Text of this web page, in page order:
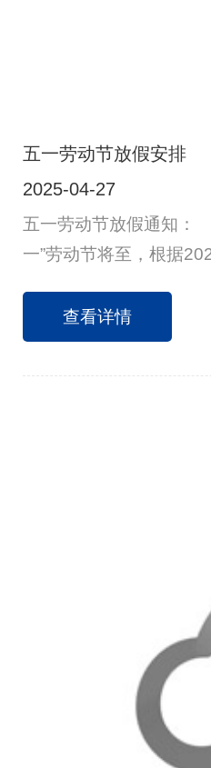
五一劳动节放假安排
2025-04-27
五一劳动节放假通知
一”劳动节将至，根据
（星期一）放假调休，
日为国家法定节假日，
查看详情